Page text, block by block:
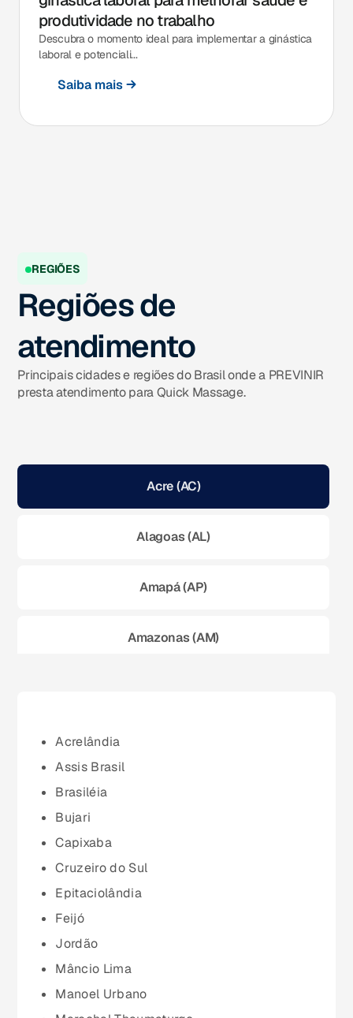
produtividade no trabalho
Descubra o momento ideal para implementar a ginástica
laboral e potenciali...
Saiba mais
REGIÕES
Regiões de
atendimento
Principais cidades e regiões do Brasil onde a PREVINIR
presta atendimento para Quick Massage.
Acre (AC)
Alagoas (AL)
Amapá (AP)
Amazonas (AM)
Maranhão (MA)
Acrelândia
Assis Brasil
Brasiléia
Bujari
Capixaba
Cruzeiro do Sul
Epitaciolândia
Feijó
Jordão
Mâncio Lima
Manoel Urbano